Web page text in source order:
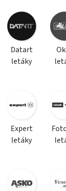
Datart
letáky
Expert
letáky